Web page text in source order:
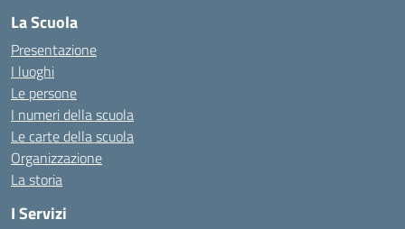
La Scuola
Presentazione
I luoghi
Le persone
I numeri della scuola
Le carte della scuola
Organizzazione
La storia
I Servizi